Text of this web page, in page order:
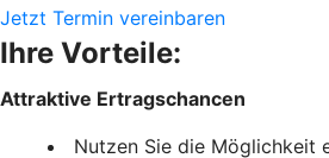
Jetzt Termin vereinbaren
Ihre Vorteile:
Attraktive Ertragschancen
Nutzen Sie die Möglichkeit